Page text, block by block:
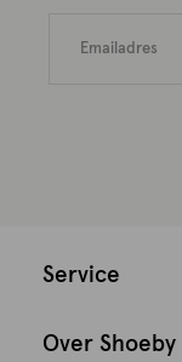
Service
Over Shoeby